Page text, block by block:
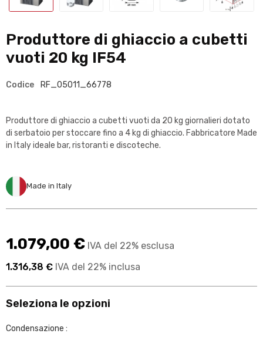
Produttore di ghiaccio a cubetti
vuoti 20 kg IF54
Codice RF_05011_66778
Produttore di ghiaccio a cubetti vuoti da 20 kg giornalieri dotato
di serbatoio per stoccare fino a 4 kg di ghiaccio. Fabbricatore Made
in Italy ideale bar, ristoranti e discoteche.
Made in Italy
1.079,00 € IVA del 22% esclusa
1.316,38 € IVA del 22% inclusa
Seleziona le opzioni
Condensazione :